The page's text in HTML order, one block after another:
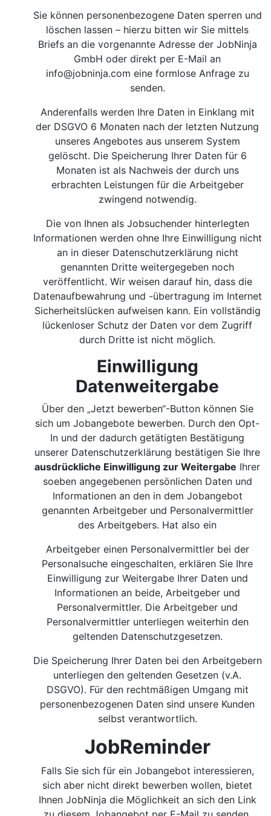
Sie können personenbezogene Daten sperren und
löschen lassen – hierzu bitten wir Sie mittels
Briefs an die vorgenannte Adresse der JobNinja
GmbH oder direkt per E-Mail an
info@jobninja.com eine formlose Anfrage zu
senden.
Anderenfalls werden Ihre Daten in Einklang mit
der DSGVO 6 Monaten nach der letzten Nutzung
unseres Angebotes aus unserem System
gelöscht. Die Speicherung Ihrer Daten für 6
Monaten ist als Nachweis der durch uns
erbrachten Leistungen für die Arbeitgeber
zwingend notwendig.
Die von Ihnen als Jobsuchender hinterlegten
Informationen werden ohne Ihre Einwilligung nicht
an in dieser Datenschutzerklärung nicht
genannten Dritte weitergegeben noch
veröffentlicht. Wir weisen darauf hin, dass die
Datenaufbewahrung und -übertragung im Internet
Sicherheitslücken aufweisen kann. Ein vollständig
lückenloser Schutz der Daten vor dem Zugriff
durch Dritte ist nicht möglich.
Einwilligung
Datenweitergabe
Über den „Jetzt bewerben“-Button können Sie
sich um Jobangebote bewerben. Durch den Opt-
In und der dadurch getätigten Bestätigung
unserer Datenschutzerklärung bestätigen Sie Ihre
ausdrückliche Einwilligung zur Weitergabe Ihrer
soeben angegebenen persönlichen Daten und
Informationen an den in dem Jobangebot
genannten Arbeitgeber und Personalvermittler
des Arbeitgebers. Hat also ein
Arbeitgeber einen Personalvermittler bei der
Personalsuche eingeschalten, erklären Sie Ihre
Einwilligung zur Weitergabe Ihrer Daten und
Informationen an beide, Arbeitgeber und
Personalvermittler. Die Arbeitgeber und
Personalvermittler unterliegen weiterhin den
geltenden Datenschutzgesetzen.
Die Speicherung Ihrer Daten bei den Arbeitgebern
unterliegen den geltenden Gesetzen (v.A.
DSGVO). Für den rechtmäßigen Umgang mit
personenbezogenen Daten sind unsere Kunden
selbst verantwortlich.
JobReminder
Falls Sie sich für ein Jobangebot interessieren,
sich aber nicht direkt bewerben wollen, bietet
Ihnen JobNinja die Möglichkeit an sich den Link